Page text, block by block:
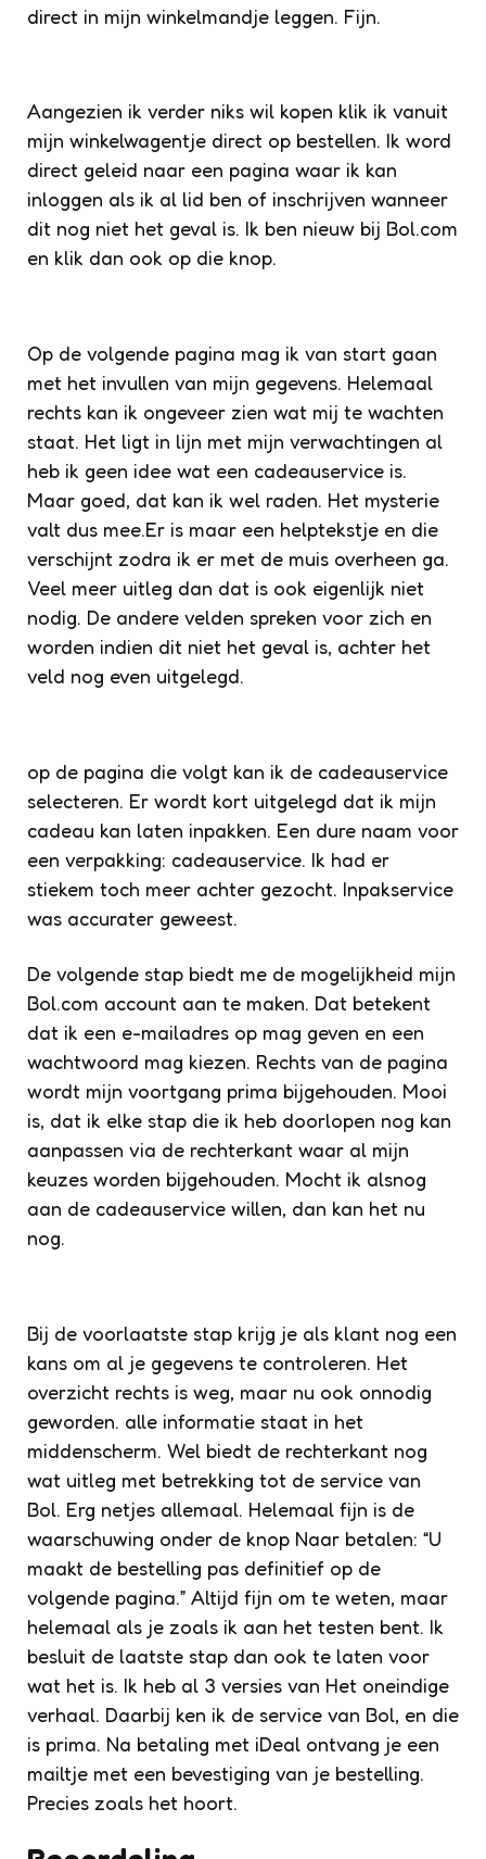
direct in mijn winkelmandje leggen. Fijn.
Aangezien ik verder niks wil kopen klik ik vanuit
mijn winkelwagentje direct op bestellen. Ik word
direct geleid naar een pagina waar ik kan
inloggen als ik al lid ben of inschrijven wanneer
dit nog niet het geval is. Ik ben nieuw bij Bol.com
en klik dan ook op die knop.
Op de volgende pagina mag ik van start gaan
met het invullen van mijn gegevens. Helemaal
rechts kan ik ongeveer zien wat mij te wachten
staat. Het ligt in lijn met mijn verwachtingen al
heb ik geen idee wat een cadeauservice is.
Maar goed, dat kan ik wel raden. Het mysterie
valt dus mee.Er is maar een helptekstje en die
verschijnt zodra ik er met de muis overheen ga.
Veel meer uitleg dan dat is ook eigenlijk niet
nodig. De andere velden spreken voor zich en
worden indien dit niet het geval is, achter het
veld nog even uitgelegd.
op de pagina die volgt kan ik de cadeauservice
selecteren. Er wordt kort uitgelegd dat ik mijn
cadeau kan laten inpakken. Een dure naam voor
een verpakking: cadeauservice. Ik had er
stiekem toch meer achter gezocht. Inpakservice
was accurater geweest.
De volgende stap biedt me de mogelijkheid mijn
Bol.com account aan te maken. Dat betekent
dat ik een e-mailadres op mag geven en een
wachtwoord mag kiezen. Rechts van de pagina
wordt mijn voortgang prima bijgehouden. Mooi
is, dat ik elke stap die ik heb doorlopen nog kan
aanpassen via de rechterkant waar al mijn
keuzes worden bijgehouden. Mocht ik alsnog
aan de cadeauservice willen, dan kan het nu
nog.
Bij de voorlaatste stap krijg je als klant nog een
kans om al je gegevens te controleren. Het
overzicht rechts is weg, maar nu ook onnodig
geworden. alle informatie staat in het
middenscherm. Wel biedt de rechterkant nog
wat uitleg met betrekking tot de service van
Bol. Erg netjes allemaal. Helemaal fijn is de
waarschuwing onder de knop Naar betalen: “U
maakt de bestelling pas definitief op de
volgende pagina.” Altijd fijn om te weten, maar
helemaal als je zoals ik aan het testen bent. Ik
besluit de laatste stap dan ook te laten voor
wat het is. Ik heb al 3 versies van Het oneindige
verhaal. Daarbij ken ik de service van Bol, en die
is prima. Na betaling met iDeal ontvang je een
mailtje met een bevestiging van je bestelling.
Precies zoals het hoort.